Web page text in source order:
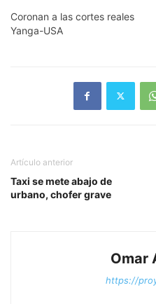
Coronan a las cortes reales
Yanga-USA
Artículo anterior
Taxi se mete abajo de
urbano, chofer grave
Omar
https://